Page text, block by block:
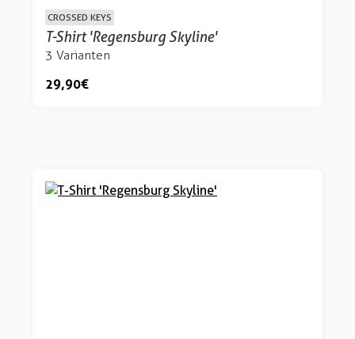
CROSSED KEYS
T-Shirt 'Regensburg Skyline'
3 Varianten
29,90 €